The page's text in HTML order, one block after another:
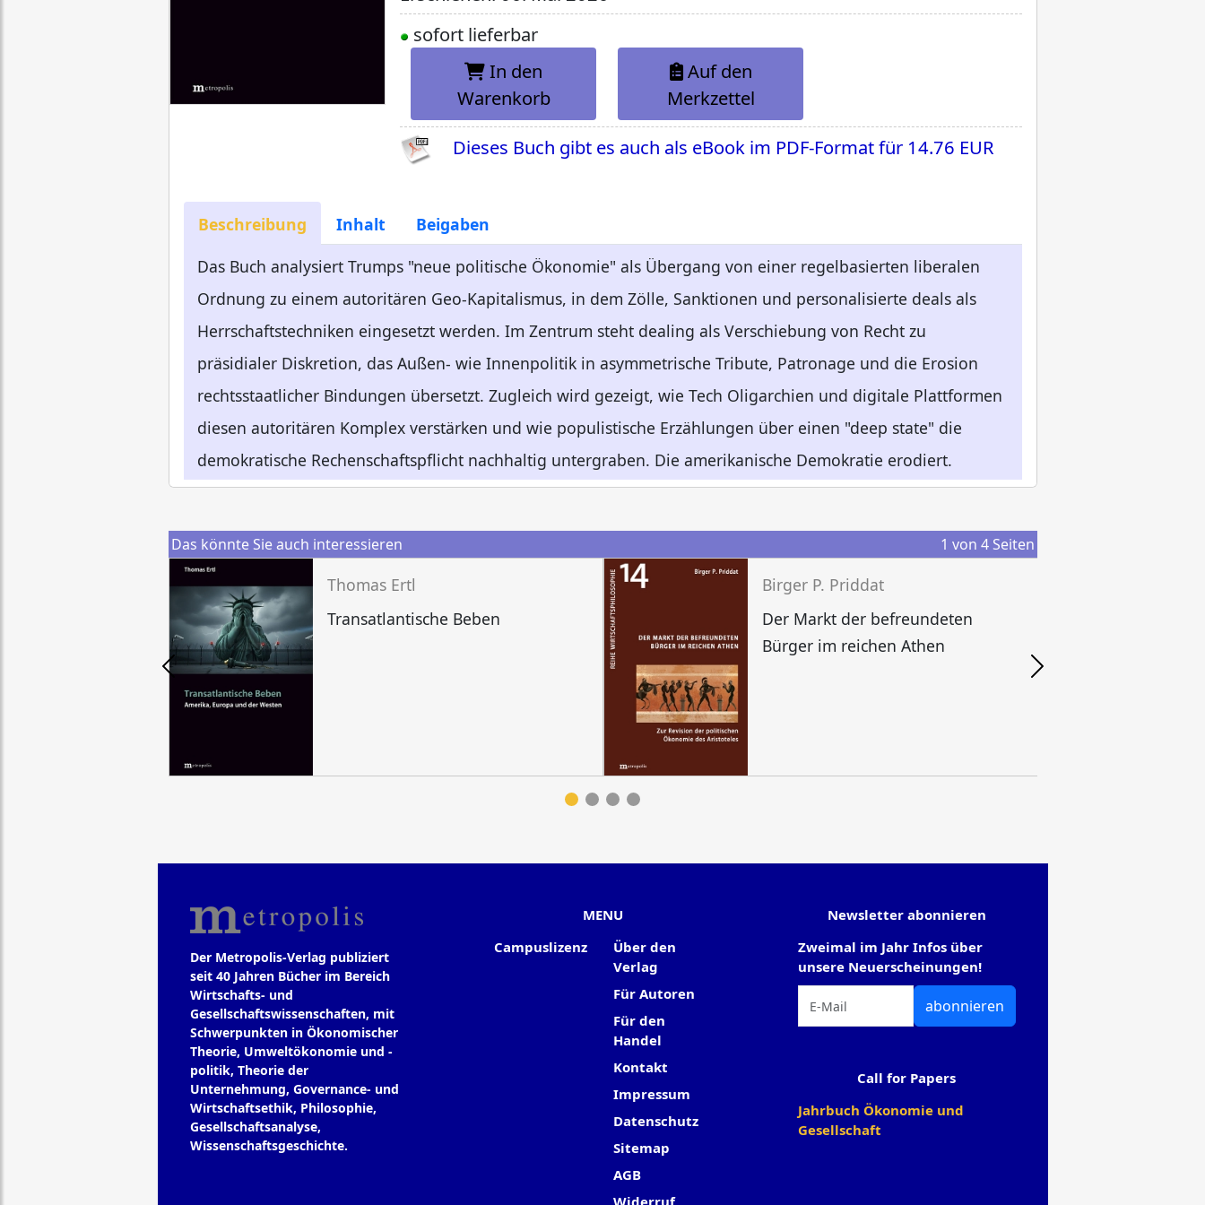
sofort lieferbar
In den
Warenkorb
Auf den
Merkzettel
Dieses Buch gibt es auch als eBook im PDF-Format für 14.76 EUR
Beschreibung Inhalt
Beigaben
Das Buch analysiert Trumps "neue politische Ökonomie" als Übergang von einer regelbasierten liberalen
Ordnung zu einem autoritären Geo-Kapitalismus, in dem Zölle, Sanktionen und personalisierte deals als
Herrschaftstechniken eingesetzt werden. Im Zentrum steht dealing als Verschiebung von Recht zu
präsidialer Diskretion, das Außen- wie Innenpolitik in asymmetrische Tribute, Patronage und die Erosion
rechtsstaatlicher Bindungen übersetzt. Zugleich wird gezeigt, wie Tech Oligarchien und digitale Plattformen
diesen autoritären Komplex verstärken und wie populistische Erzählungen über einen "deep state" die
demokratische Rechenschaftspflicht nachhaltig untergraben. Die amerikanische Demokratie erodiert.
Das könnte Sie auch interessieren 1 von 4Seiten
Thomas Ertl
Transatlantische Beben
Birger P. Priddat
Der Markt der befreundeten
Bürger im reichen Athen
Der Metropolis-Verlag publiziert
seit 40 Jahren Bücher im Bereich
Wirtschafts- und
Gesellschaftswissenschaften, mit
Schwerpunkten in Ökonomischer
Theorie, Umweltökonomie und -
politik, Theorie der
Unternehmung, Governance- und
Wirtschaftsethik, Philosophie,
Gesellschaftsanalyse,
Wissenschaftsgeschichte.
MENU
Campuslizenz
Über den
Verlag
Für Autoren
Für den
Handel
Kontakt
Impressum
Datenschutz
Sitemap
AGB
Newsletter abonnieren
Zweimal im Jahr Infos über
unsere Neuerscheinungen!
abonnieren
Call for Papers
Jahrbuch Ökonomie und
Gesellschaft